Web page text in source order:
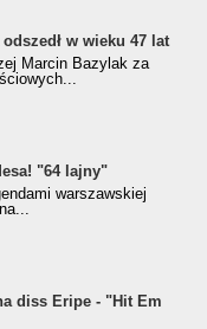
w wieku 47 lat
Marcin Bazylak za
"64 lajny"
warszawskiej
diss Eripe - "Hit Em